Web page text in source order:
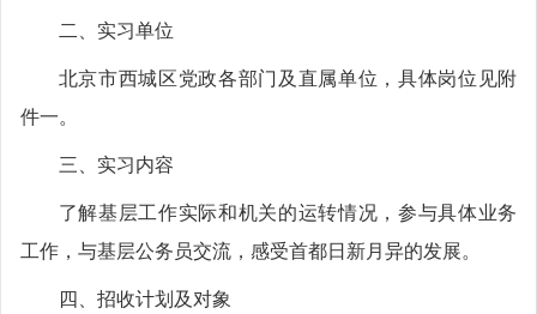
二、实习单位
北京市西城区党政各部门及直属单位，具体岗位见附
件一。
三、实习内容
了解基层工作实际和机关的运转情况，参与具体业务
工作，与基层公务员交流，感受首都日新月异的发展。
四、招收计划及对象